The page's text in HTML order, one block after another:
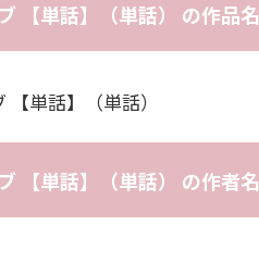
【単話】（単話） の作品名
単話】（単話）
【単話】（単話） の作者名